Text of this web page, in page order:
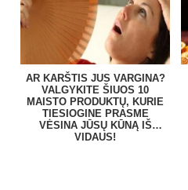
AR KARŠTIS JUS VARGINA?
VALGYKITE ŠIUOS 10
MAISTO PRODUKTŲ, KURIE
TIESIOGINE PRASME
VĖSINA JŪSŲ KŪNĄ IŠ
VIDAUS!